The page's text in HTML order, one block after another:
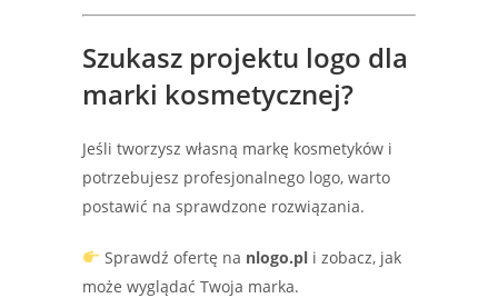
Szukasz projektu logo dla
marki kosmetycznej?
Jeśli tworzysz własną markę kosmetyków i
potrzebujesz profesjonalnego logo, warto
postawić na sprawdzone rozwiązania.
Sprawdź ofertę na nlogo.pli zobacz, jak
może wyglądać Twoja marka.